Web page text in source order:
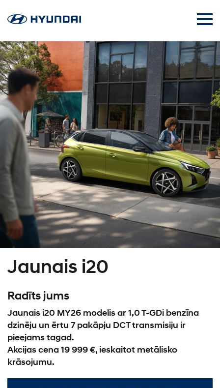
Jaunais i20
Radīts jums
Jaunais i20 MY26 modelis ar 1,0 T-GDi benzīna
dzinēju un ērtu 7 pakāpju DCT transmisiju ir
pieejams tagad.
Akcijas cena 19 999 €, ieskaitot metālisko
krāsojumu.